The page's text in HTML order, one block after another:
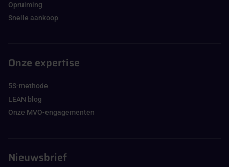
Opruiming
Snelle aankoop
Onze expertise
5S-methode
LEAN blog
Onze MVO-engagementen
Nieuwsbrief